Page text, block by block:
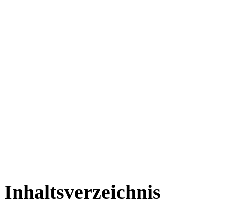
Inhaltsverzeichnis